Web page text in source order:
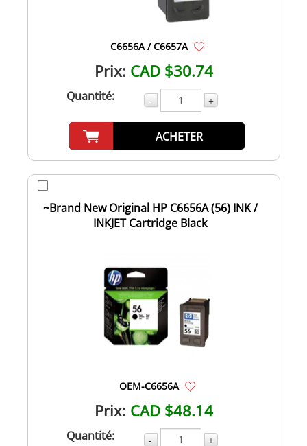
C6656A / C6657A
Prix: CAD $30.74
Quantité: - +
ACHETER
~Brand New Original HP C6656A (56) INK /
INKJET Cartridge Black
OEM-C6656A
Prix: CAD $48.14
Quantité: - +